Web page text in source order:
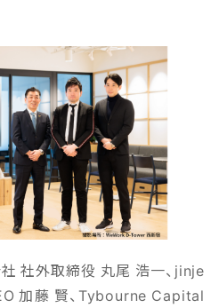
社外取締役 丸尾 浩一、jinje
加藤 賢、Tybourne Capital